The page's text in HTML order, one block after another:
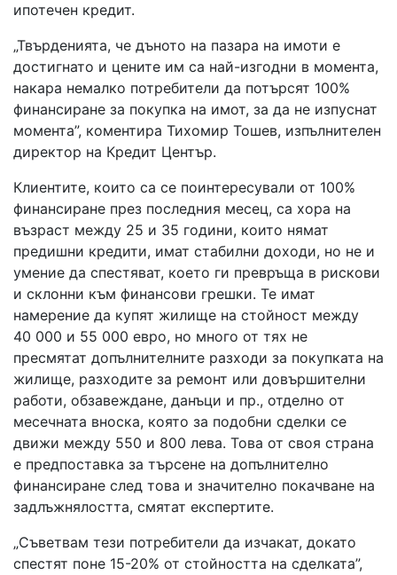
ипотечен кредит.
„Твърденията, че дъното на пазара на имоти е
достигнато и цените им са най-изгодни в момента,
накара немалко потребители да потърсят 100%
финансиране за покупка на имот, за да не изпуснат
момента”, коментира Тихомир Тошев, изпълнителен
директор на Кредит Център.
Клиентите, които са се поинтересували от 100%
финансиране през последния месец, са хора на
възраст между 25 и 35 години, които нямат
предишни кредити, имат стабилни доходи, но не и
умение да спестяват, което ги превръща в рискови
и склонни към финансови грешки. Те имат
намерение да купят жилище на стойност между
40 000 и 55 000 евро, но много от тях не
пресмятат допълнителните разходи за покупката на
жилище, разходите за ремонт или довършителни
работи, обзавеждане, данъци и пр., отделно от
месечната вноска, която за подобни сделки се
движи между 550 и 800 лева. Това от своя страна
е предпоставка за търсене на допълнително
финансиране след това и значително покачване на
задлъжнялостта, смятат експертите.
„Съветвам тези потребители да изчакат, докато
спестят поне 15-20% от стойността на сделката”,